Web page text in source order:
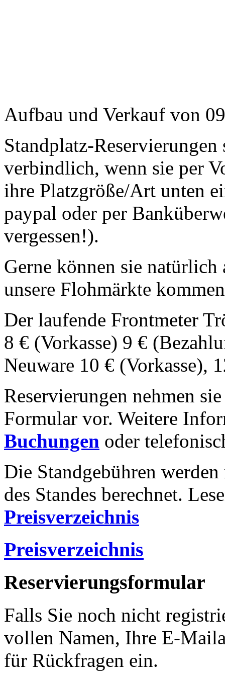
Aufbau und Verkauf von
Standplatz-
verbindlich, wenn sie per
ihre Platzgröße/Art unten
paypal oder per
vergessen!).
Gerne können sie
unsere Flohmärkte
Der laufende Frontmeter
8 € (Vorkasse) 9 €
Neuware 10 € (Vorkasse),
Reservierungen nehmen
Formular vor. Weitere
Buchungen oder
Die Standgebühren
des Standes berechnet.
Preisverzeichnis
Preisverzeichnis
Reservierungsformular
Falls Sie noch nicht
vollen Namen, Ihre E-
für Rückfragen ein.